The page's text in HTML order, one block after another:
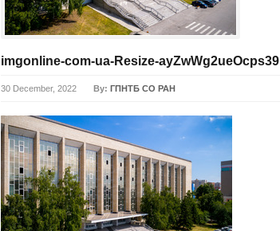
imgonline-com-ua-Resize-ayZwWg2ueOcps39
30 December, 2022 By: ГПНТБ СО РАН